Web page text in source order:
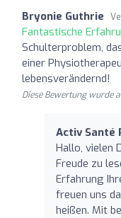
Bryonie Guthrie
Fantastische
Schulterproblem,
einer
lebensverändernd!
Diese Bewertung wurde
Activ Santé
Hallo, vielen
Freude zu
Erfahrung
freuen uns
heißen. Mit